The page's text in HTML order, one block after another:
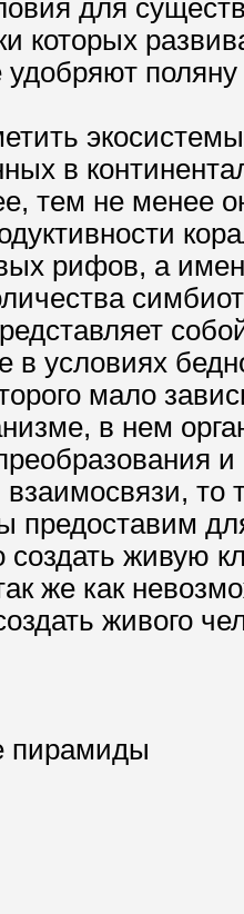
для
которых
в
тем не менее
рифов, а
в условиях
мало
в нем
то
предоставим
живую
же как
живого
пирамиды